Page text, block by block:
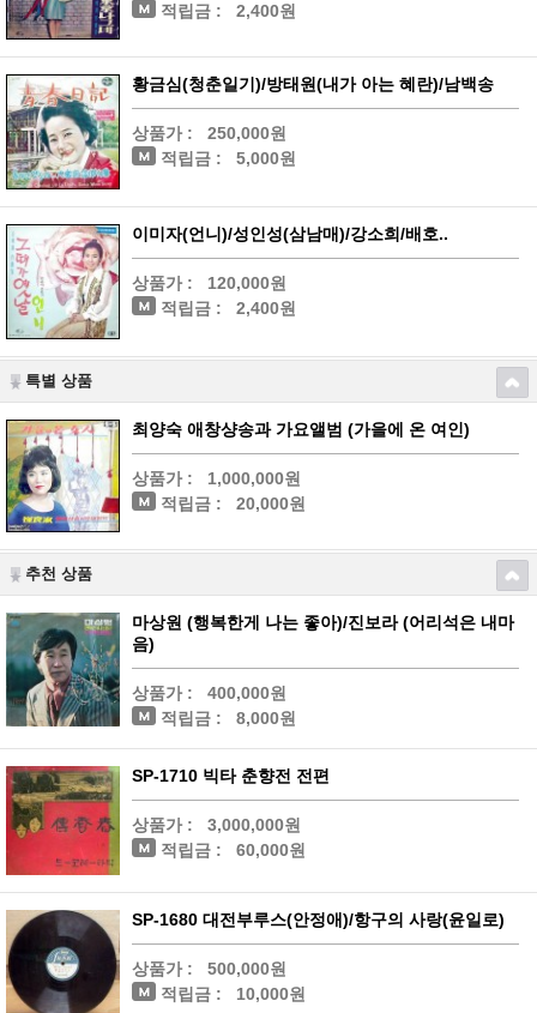
적립금 :
2,400원
황금심(청춘일기)/방태원(내가 아는 혜란)/남백송
상품가 :
250,000원
적립금 :
5,000원
이미자(언니)/성인성(삼남매)/강소희/배호..
상품가 :
120,000원
적립금 :
2,400원
특별 상품
최양숙 애창샹송과 가요앨범 (가을에 온 여인)
상품가 :
1,000,000원
적립금 :
20,000원
추천 상품
마상원 (행복한게 나는 좋아)/진보라 (어리석은 내마
음)
상품가 :
400,000원
적립금 :
8,000원
SP-1710 빅타 춘향전 전편
상품가 :
3,000,000원
적립금 :
60,000원
SP-1680 대전부루스(안정애)/항구의 사랑(윤일로)
상품가 :
500,000원
적립금 :
10,000원